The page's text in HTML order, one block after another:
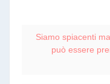
Siamo spiacenti
può essere